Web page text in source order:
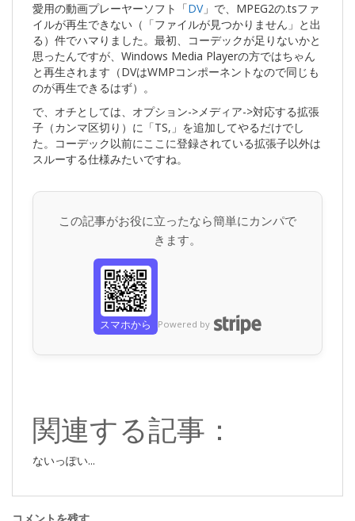
愛用の動画プレーヤーソフト「DV」で、MPEG2の.tsファ
イルが再生できない（「ファイルが見つかりません」と出
る）件でハマりました。最初、コーデックが足りないかと
思ったんですが、Windows Media Playerの方ではちゃん
と再生されます（DVはWMPコンポーネントなので同じも
のが再生できるはず）。
で、オチとしては、オプション->メディア->対応する拡張
子（カンマ区切り）に「TS,」を追加してやるだけでし
た。コーデック以前にここに登録されている拡張子以外は
スルーする仕様みたいですね。
この記事がお役に立ったなら簡単にカンパで
きます。
スマホから Powered by
関連する記事：
ないっぽい...
コメントを残す